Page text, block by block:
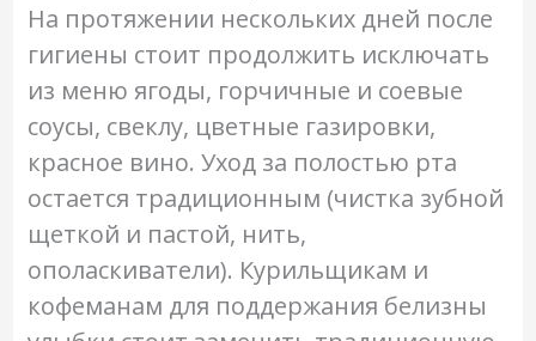
На протяжении нескольких дней после
гигиены стоит продолжить исключать
из меню ягоды, горчичные и соевые
соусы, свеклу, цветные газировки,
красное вино. Уход за полостью рта
остается традиционным (чистка зубной
щеткой и пастой, нить,
ополаскиватели). Курильщикам и
кофеманам для поддержания белизны